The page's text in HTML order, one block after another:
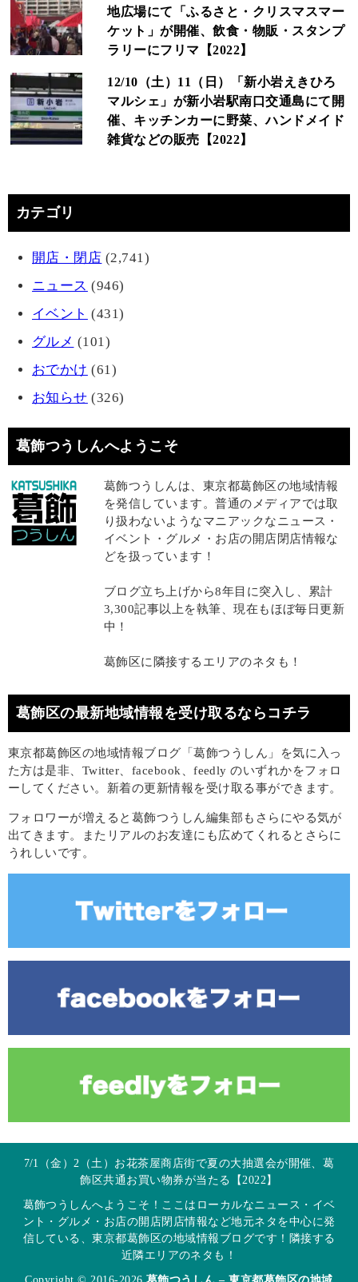
地広場にて「ふるさと・クリスマスマー
ケット」が開催、飲食・物販・スタンプ
ラリーにフリマ【2022】
12/10（土）11（日）「新小岩えきひろ
マルシェ」が新小岩駅南口交通島にて開
催、キッチンカーに野菜、ハンドメイド
雑貨などの販売【2022】
カテゴリ
開店・閉店 (2,741)
ニュース (946)
イベント (431)
グルメ (101)
おでかけ (61)
お知らせ (326)
葛飾つうしんへようこそ
葛飾つうしんは、東京都葛飾区の地域情報
を発信しています。普通のメディアでは取
り扱わないようなマニアックなニュース・
イベント・グルメ・お店の開店閉店情報な
どを扱っています！
ブログ立ち上げから8年目に突入し、累計
3,300記事以上を執筆、現在もほぼ毎日更新
中！
葛飾区に隣接するエリアのネタも！
葛飾区の最新地域情報を受け取るならコチラ
東京都葛飾区の地域情報ブログ「葛飾つうしん」を気に入っ
た方は是非、Twitter、facebook、feedly のいずれかをフォロ
ーしてください。新着の更新情報を受け取る事ができます。
フォロワーが増えると葛飾つうしん編集部もさらにやる気が
出てきます。またリアルのお友達にも広めてくれるとさらに
うれしいです。
7/1（金）2（土）お花茶屋商店街で夏の大抽選会が開催、葛
飾区共通お買い物券が当たる【2022】
葛飾つうしんへようこそ！ここはローカルなニュース・イベ
ント・グルメ・お店の開店閉店情報など地元ネタを中心に発
信している、東京都葛飾区の地域情報ブログです！隣接する
近隣エリアのネタも！